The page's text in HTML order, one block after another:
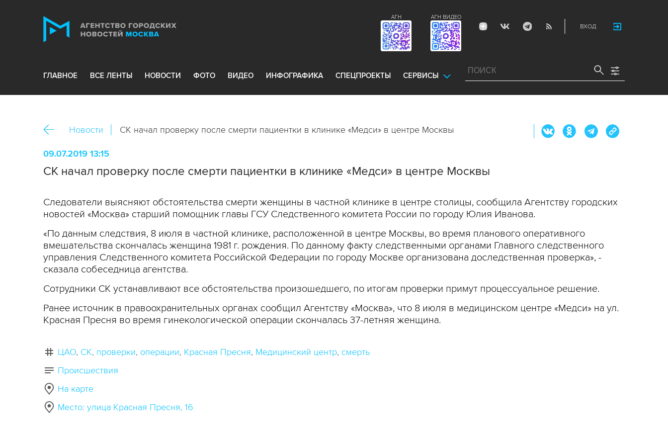
ВХОД
АГН ВИДЕО
АГН
ГЛАВНОЕ ВСЕ ЛЕНТЫ НОВОСТИ ФОТО ВИДЕО ИНФОГРАФИКА СПЕЦПРОЕКТЫ СЕРВИСЫ
Новости СК начал проверку после смерти пациентки в клинике «Медси» в центре Москвы
09.07.2019 13:15
СК начал проверку после смерти пациентки в клинике «Медси» в центре Москвы
Следователи выясняют обстоятельства смерти женщины в частной клинике в центре столицы, сообщила Агентству городских
новостей «Москва» старший помощник главы ГСУ Следственного комитета России по городу Юлия Иванова.
«По данным следствия, 8 июля в частной клинике, расположенной в центре Москвы, во время планового оперативного
вмешательства скончалась женщина 1981 г. рождения. По данному факту следственными органами Главного следственного
управления Следственного комитета Российской Федерации по городу Москве организована доследственная проверка», -
сказала собеседница агентства.
Сотрудники СК устанавливают все обстоятельства произошедшего, по итогам проверки примут процессуальное решение.
Ранее источник в правоохранительных органах сообщил Агентству «Москва», что 8 июля в медицинском центре «Медси» на ул.
Красная Пресня во время гинекологической операции скончалась 37-летняя женщина.
ЦАО СК проверки операции Красная Пресня Медицинский центр смерть
Происшествия
На карте
Место: улица Красная Пресня, 16